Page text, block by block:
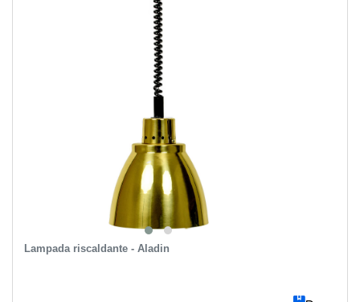
Lampada riscaldante - Aladin